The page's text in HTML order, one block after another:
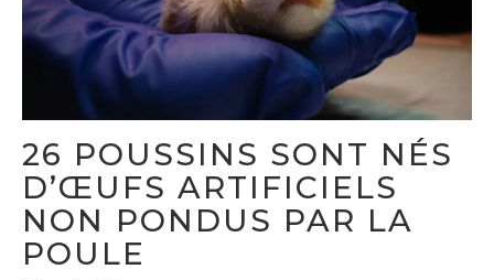
26 POUSSINS SONT NÉS
D’ŒUFS ARTIFICIELS
NON PONDUS PAR LA
POULE